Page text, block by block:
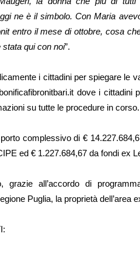
ne è il simbolo. Con Maria
entro il mese di ottobre, cosa
qui con noi”.
i cittadini per spiegare le
dove i cittadini
su tutte le procedure in corso.
complessivo di €
ed € 1.227.684,67 da fondi ex
grazie all’accordo di
Puglia, la proprietà